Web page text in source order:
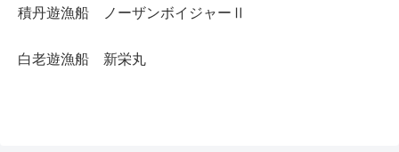
積丹遊漁船 ノーザンボイジャーⅡ
白老遊漁船 新栄丸